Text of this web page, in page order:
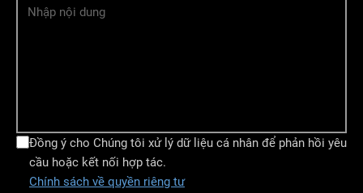
Nhập nội dung
Đồng ý cho Chúng tôi xử lý dữ liệu cá nhân để phản hồi yêu
cầu hoặc kết nối hợp tác.
Chính sách về quyền riêng tư